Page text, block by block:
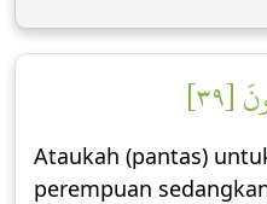
Ataukah (pantas)
perempuan